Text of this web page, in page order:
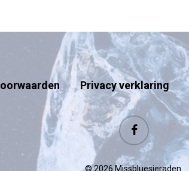
Privacy verklaring
facebook
© 2026 Missbluesieraden.